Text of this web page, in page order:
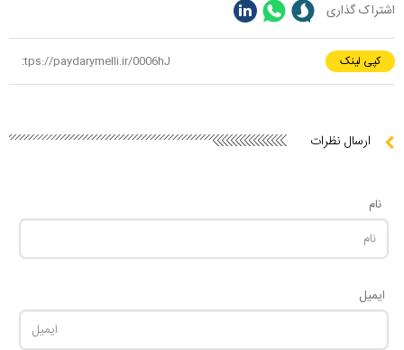
اشتراک گذاری
کپی لینک
ارسال نظرات
نام
ایمیل